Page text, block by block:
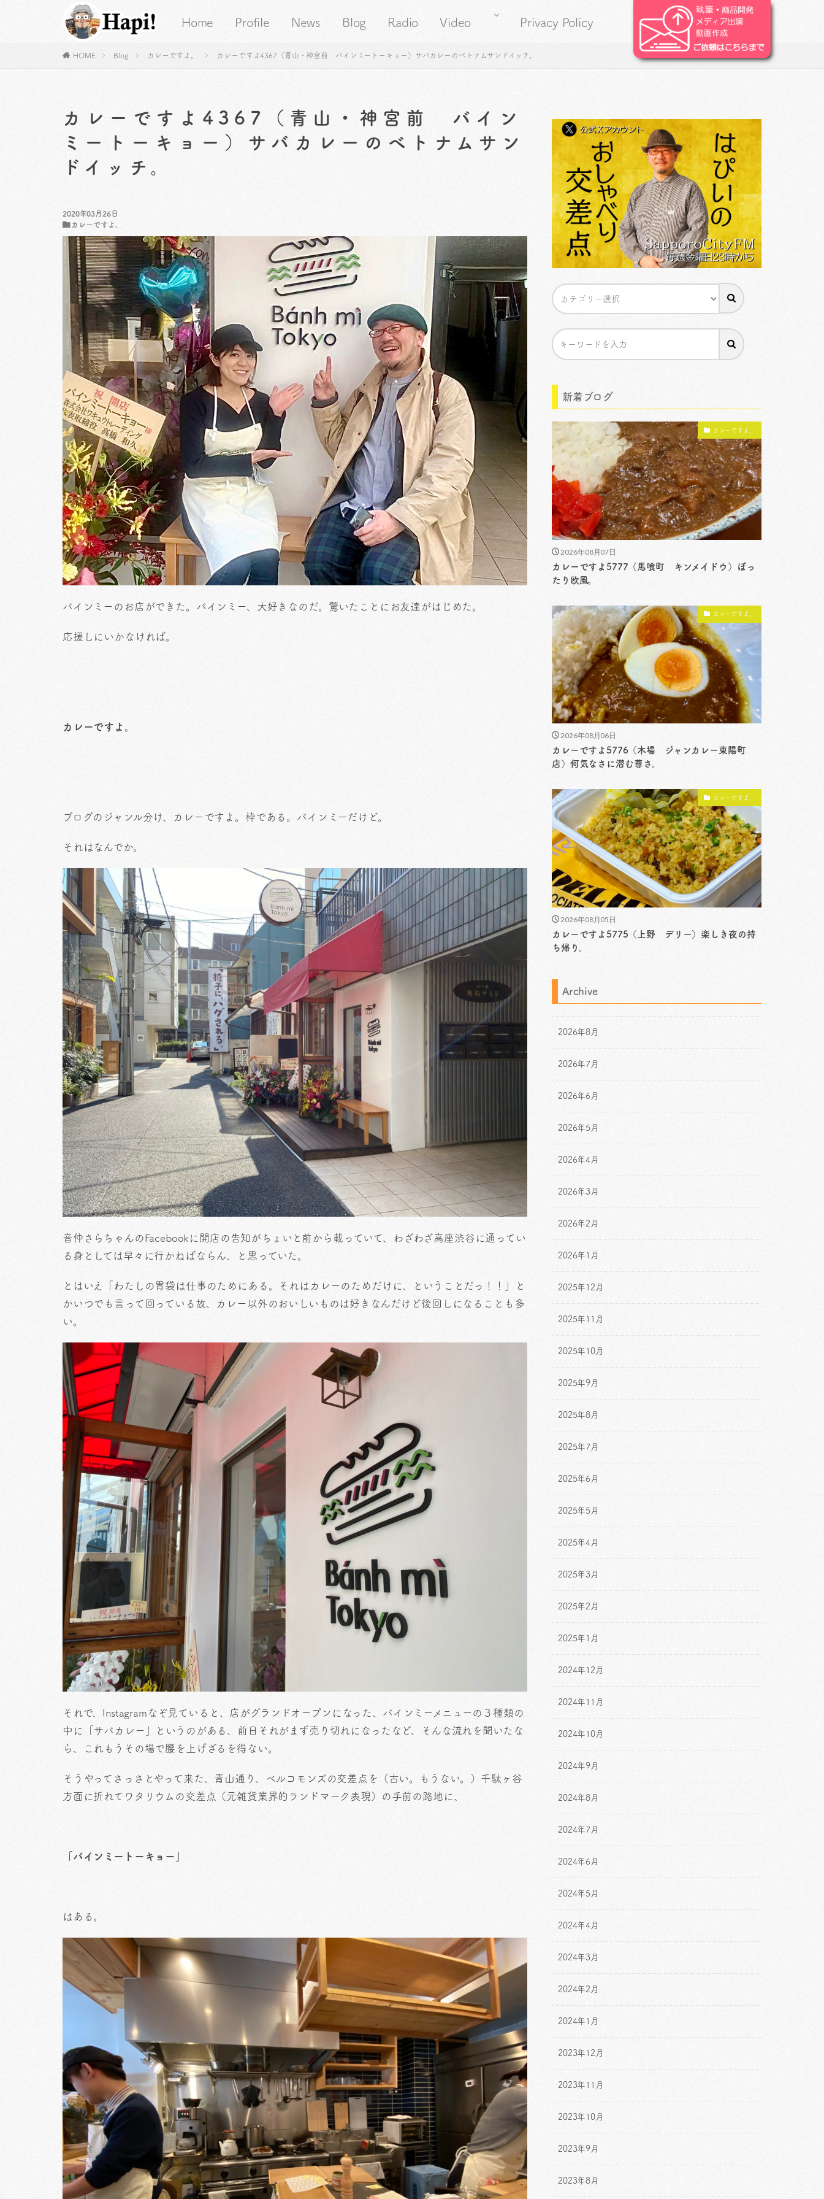
Home Profile News Blog Radio Video Privacy Policy
HOME Blog カレーですよ。 カレーですよ4367（青山・神宮前 バインミートーキョー）サバカレーのベトナムサンドイッチ。
カレーですよ4367（青山・神宮前 バイン
ミートーキョー）サバカレーのベトナムサン
ドイッチ。
2020年03月26日
カレーですよ。
バインミーのお店ができた。バインミー、大好きなのだ。驚いたことにお友達がはじめた。
応援しにいかなければ。
カレーですよ。
ブログのジャンル分け、カレーですよ。枠である。バインミーだけど。
それはなんでか。
音仲さらちゃんのFacebookに開店の告知がちょいと前から載っていて、わざわざ高座渋谷に通ってい
る身としては早々に行かねばならん、と思っていた。
とはいえ「わたしの胃袋は仕事のためにある。それはカレーのためだけに、ということだっ！！」と
かいつでも言って回っている故、カレー以外のおいしいものは好きなんだけど後回しになることも多
い。
それで、Instagramなぞ見ていると、店がグランドオープンになった、バインミーメニューの３種類の
中に「サバカレー」というのがある、前日それがまず売り切れになったなど、そんな流れを聞いたな
ら、これもうその場で腰を上げざるを得ない。
そうやってさっさとやって来た、青山通り、ベルコモンズの交差点を（古い。もうない。）千駄ヶ谷
方面に折れてワタリウムの交差点（元雑貨業界的ランドマーク表現）の手前の路地に、
「バインミートーキョー」
はある。
新着ブログ
カレーですよ。
2026年08月07日
カレーですよ5777（馬喰町 キンメイドウ）ぽっ
たり欧風。
カレーですよ。
2026年08月06日
カレーですよ5776（木場 ジャンカレー東陽町
店）何気なさに潜む尊さ。
カレーですよ。
2026年08月05日
カレーですよ5775（上野 デリー）楽しき夜の持
ち帰り。
Archive
2026年8月
2026年7月
2026年6月
2026年5月
2026年4月
2026年3月
2026年2月
2026年1月
2025年12月
2025年11月
2025年10月
2025年9月
2025年8月
2025年7月
2025年6月
2025年5月
2025年4月
2025年3月
2025年2月
2025年1月
2024年12月
2024年11月
2024年10月
2024年9月
2024年8月
2024年7月
2024年6月
2024年5月
2024年4月
2024年3月
2024年2月
2024年1月
2023年12月
2023年11月
2023年10月
2023年9月
2023年8月